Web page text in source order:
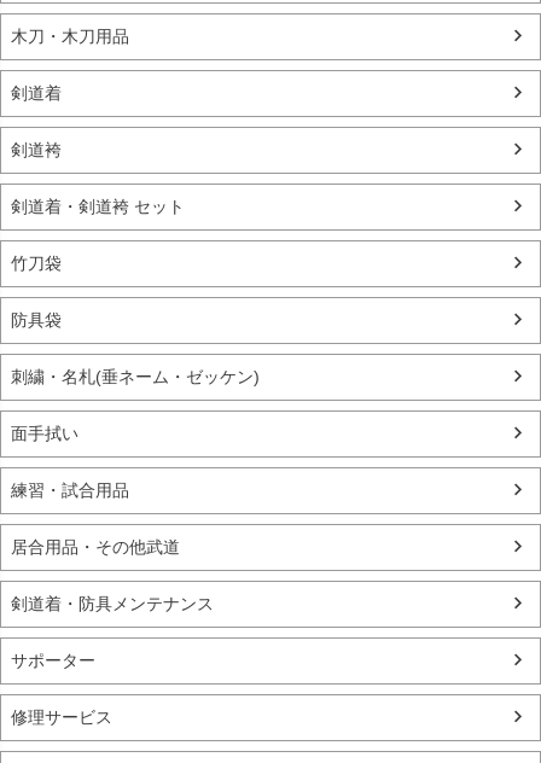
木刀・木刀用品
剣道着
剣道袴
剣道着・剣道袴 セット
竹刀袋
防具袋
刺繍・名札(垂ネーム・ゼッケン)
面手拭い
練習・試合用品
居合用品・その他武道
剣道着・防具メンテナンス
サポーター
修理サービス